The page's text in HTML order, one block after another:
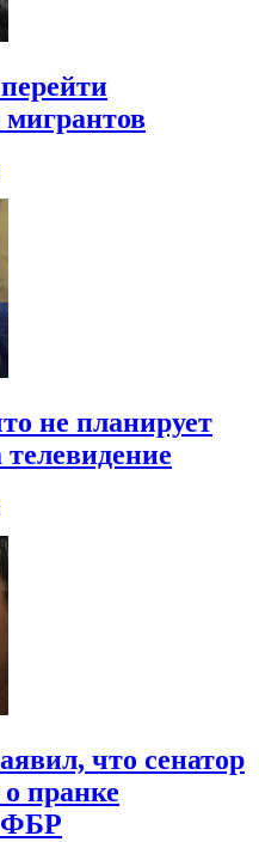
мигрантов
не планирует
что сенатор
пранке
ФБР